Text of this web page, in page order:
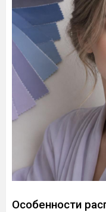
Особенности